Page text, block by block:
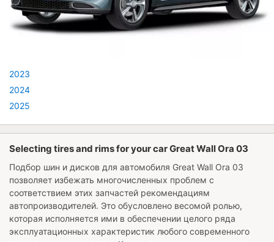
2023
2024
2025
Selecting tires and rims for your car Great Wall Ora 03
Подбор шин и дисков для автомобиля Great Wall Ora 03
позволяет избежать многочисленных проблем с
соответствием этих запчастей рекомендациям
автопроизводителей. Это обусловлено весомой ролью,
которая исполняется ими в обеспечении целого ряда
эксплуатационных характеристик любого современного